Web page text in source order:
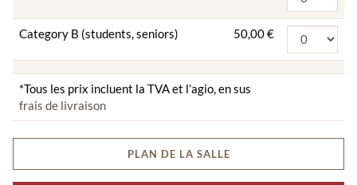
Category B (students, seniors) 50,00 €
*Tous les prix incluent la TVA et l’agio, en sus
frais de livraison
PLAN DE LA SALLE